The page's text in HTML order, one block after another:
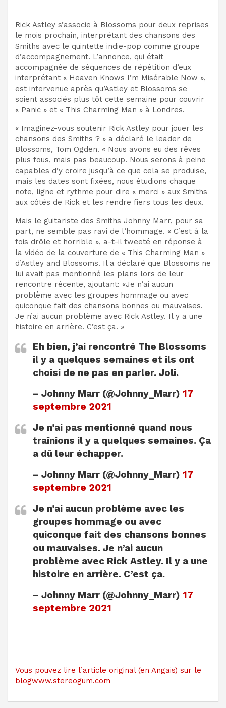
Rick Astley s’associe à Blossoms pour deux reprises
le mois prochain, interprétant des chansons des
Smiths avec le quintette indie-pop comme groupe
d’accompagnement. L’annonce, qui était
accompagnée de séquences de répétition d’eux
interprétant « Heaven Knows I’m Misérable Now »,
est intervenue après qu’Astley et Blossoms se
soient associés plus tôt cette semaine pour couvrir
« Panic » et « This Charming Man » à Londres.
« Imaginez-vous soutenir Rick Astley pour jouer les
chansons des Smiths ? » a déclaré le leader de
Blossoms, Tom Ogden. « Nous avons eu des rêves
plus fous, mais pas beaucoup. Nous serons à peine
capables d’y croire jusqu’à ce que cela se produise,
mais les dates sont fixées, nous étudions chaque
note, ligne et rythme pour dire « merci » aux Smiths
aux côtés de Rick et les rendre fiers tous les deux.
Mais le guitariste des Smiths Johnny Marr, pour sa
part, ne semble pas ravi de l’hommage. « C’est à la
fois drôle et horrible », a-t-il tweeté en réponse à
la vidéo de la couverture de « This Charming Man »
d’Astley and Blossoms. Il a déclaré que Blossoms ne
lui avait pas mentionné les plans lors de leur
rencontre récente, ajoutant: «Je n’ai aucun
problème avec les groupes hommage ou avec
quiconque fait des chansons bonnes ou mauvaises.
Je n’ai aucun problème avec Rick Astley. Il y a une
histoire en arrière. C’est ça. »
Eh bien, j’ai rencontré The Blossoms
il y a quelques semaines et ils ont
choisi de ne pas en parler. Joli.
– Johnny Marr (@Johnny_Marr) 17
septembre 2021
Je n’ai pas mentionné quand nous
traînions il y a quelques semaines. Ça
a dû leur échapper.
– Johnny Marr (@Johnny_Marr) 17
septembre 2021
Je n’ai aucun problème avec les
groupes hommage ou avec
quiconque fait des chansons bonnes
ou mauvaises. Je n’ai aucun
problème avec Rick Astley. Il y a une
histoire en arrière. C’est ça.
– Johnny Marr (@Johnny_Marr) 17
septembre 2021
Vous pouvez lire l’article original (en Angais) sur le
blogwww.stereogum.com